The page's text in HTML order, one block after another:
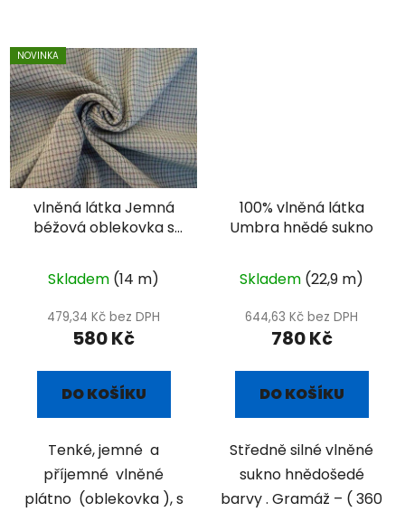
NOVINKA
vlněná látka Jemná
béžová oblekovka s
dvoulícní
Skladem (14 m)
479,34 Kč bez DPH
580 Kč
DO KOŠÍKU
Tenké, jemné a
příjemné vlněné
plátno (oblekovka ), s
100% vlněná látka
Umbra hnědé sukno
Skladem (22,9 m)
644,63 Kč bez DPH
780 Kč
DO KOŠÍKU
Středně silné vlněné
sukno hnědošedé
barvy . Gramáž – ( 360